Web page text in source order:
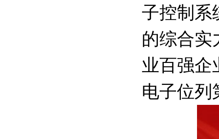
子控制系
的综合实
业百强企
电子位列